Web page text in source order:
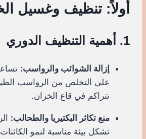
أولاً: تنظيف وغسيل
1. أهمية التنظيف الدوري
إزالة الشوائب والرواسب:
على التخلص من الرواسب
تتراكم في قاع الخزان.
منع تكاثر البكتيريا والطحالب:
تشكل بيئة مناسبة لنمو